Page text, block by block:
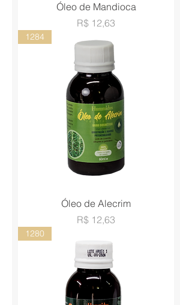
Óleo de Mandioca
Preço
R$ 12,63
1284
Óleo de Alecrim
Preço
R$ 12,63
1280